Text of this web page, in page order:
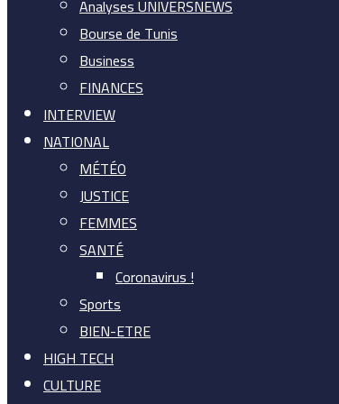
Analyses UNIVERSNEWS
Bourse de Tunis
Business
FINANCES
INTERVIEW
NATIONAL
MÉTÉO
JUSTICE
FEMMES
SANTÉ
Coronavirus !
Sports
BIEN-ETRE
HIGH TECH
CULTURE